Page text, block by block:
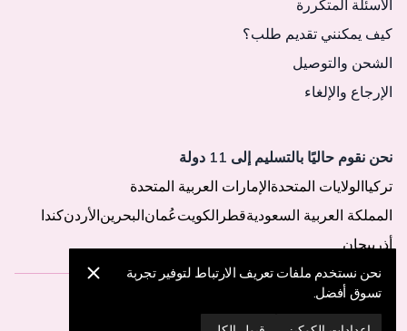
الأسئلة المتكررة
كيف يمكنني تقديم طلب؟
الشحن والتوصيل
الإرجاع والإلغاء
نحن نقوم حاليًا بالتسليم إلى 11 دولة
تركياالولايات المتحدةالإمارات العربية المتحدة
المملكة العربية السعوديةقطر الكويتعُمانالبحرينالأردنكندا
أذربيجان
© 2025 MegaButik -
نحن نستخدم ملفات تعريف الارتباط لتوفير تجربة
تسوق أفضل.